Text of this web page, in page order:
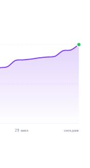
29 июл сегодня